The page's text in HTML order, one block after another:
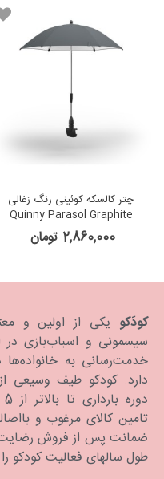
چتر کالسکه کوئینی رنگ زغالی
Quinny Parasol Graphite
2,860,000 تومان
کودَکو یکی از اولین و
خدمت‌رسانی به خانواده‌ها
دارد. كودكو طیف وسیعی
تامین کالای مرغوب و
ضمانت پس از فروش رضایت
طول سالهای فعالیت کودکو